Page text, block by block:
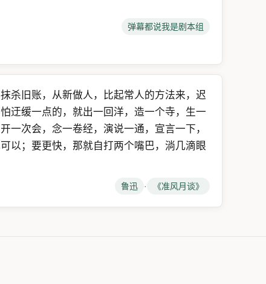
弹幕都说我是剧本组
杀旧账，从新做人，比起常人的方法来，迟
迂缓一点的，就出一回洋，造一个寺，生一
一次会，念一卷经，演说一通，宣言一下，
以；要更快，那就自打两个嘴巴，淌几滴眼
鲁迅 · 《准风月谈》